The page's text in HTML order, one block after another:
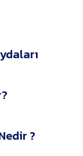
?